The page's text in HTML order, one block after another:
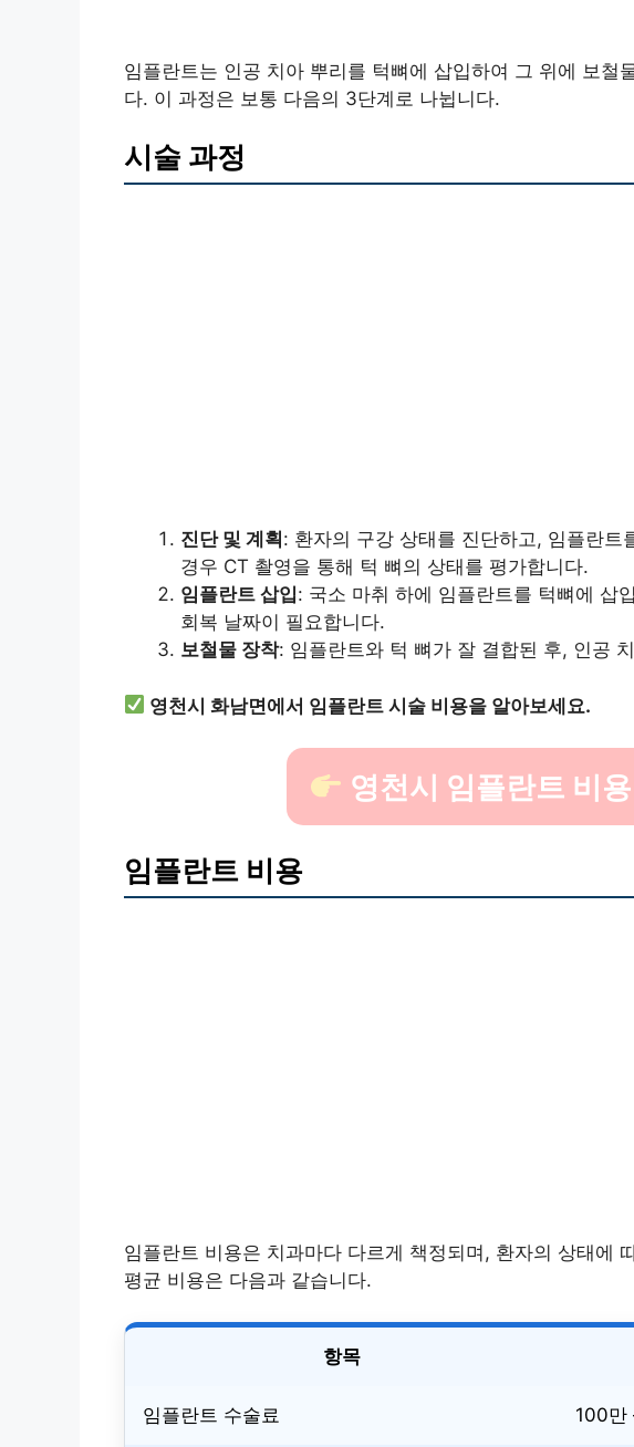
임플란트는 인공 치아 뿌리를 턱뼈에 삽입하여 그 위에 보철
다. 이 과정은 보통 다음의 3단계로 나뉩니다.
시술 과정
진단 및 계획 : 환자의 구강 상태를 진단하고, 임플란
경우 CT 촬영을 통해 턱 뼈의 상태를 평가합니다.
임플란트 삽입: 국소 마취 하에 임플란트를 턱뼈에 삽
회복 날짜이 필요합니다.
보철물 장착: 임플란트와 턱 뼈가 잘 결합된 후, 인공
영천시 화남면에서 임플란트 시술 비용을 알아보세요.
영천시 임플란트 비용
임플란트 비용
임플란트 비용은 치과마다 다르게 책정되며, 환자의 상태에
평균 비용은 다음과 같습니다.
항목
임플란트 수술료 100만